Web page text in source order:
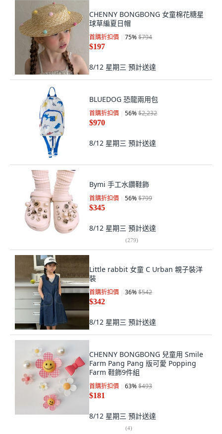
CHENNY BONGBONG 女童棉花糖星
球草編夏日帽
首購折扣價 75%$794
$197
8/12 星期三 預計送達
BLUEDOG 恐龍兩用包
首購折扣價 56%$2,232
$970
8/12 星期三 預計送達
Bymi 手工水鑽鞋飾
首購折扣價 56%$799
$345
8/12 星期三 預計送達
(279)
Little rabbit 女童 C Urban 親子裝洋
裝
首購折扣價 36%$542
$342
8/12 星期三 預計送達
CHENNY BONGBONG 兒童用 Smile
Farm Pang Pang 版可愛 Popping
Farm 鞋飾9件組
首購折扣價 63%$493
$181
8/12 星期三 預計送達
(4)